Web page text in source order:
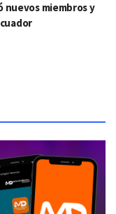
nuevos miembros y